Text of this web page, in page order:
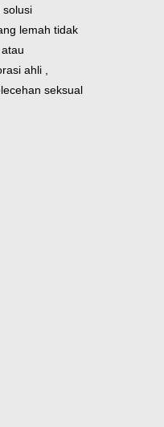
solusi
lemah tidak
ahli ,
seksual